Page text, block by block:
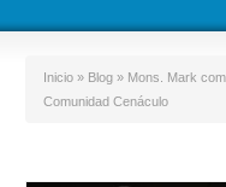
Inicio » Blog » Mons. Mark
Comunidad Cenáculo